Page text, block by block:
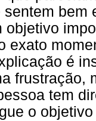
bem
objetivo
exato
é
frustração,
tem
o